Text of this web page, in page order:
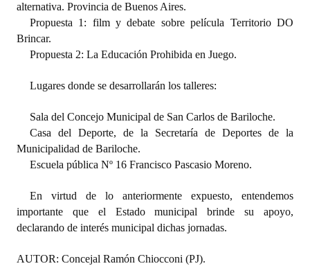
alternativa. Provincia de Buenos Aires.
Propuesta 1: film y debate sobre película Territorio DO
Brincar.
Propuesta 2: La Educación Prohibida en Juego.
Lugares donde se desarrollarán los talleres:
Sala del Concejo Municipal de San Carlos de Bariloche.
Casa del Deporte, de la Secretaría de Deportes de la
Municipalidad de Bariloche.
Escuela pública Nº 16 Francisco Pascasio Moreno.
En virtud de lo anteriormente expuesto, entendemos
importante que el Estado municipal brinde su apoyo,
declarando de interés municipal dichas jornadas.
AUTOR: Concejal Ramón Chiocconi (PJ).